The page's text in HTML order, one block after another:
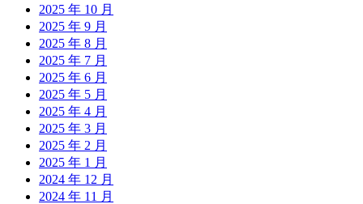
2025 年 10 月
2025 年 9 月
2025 年 8 月
2025 年 7 月
2025 年 6 月
2025 年 5 月
2025 年 4 月
2025 年 3 月
2025 年 2 月
2025 年 1 月
2024 年 12 月
2024 年 11 月